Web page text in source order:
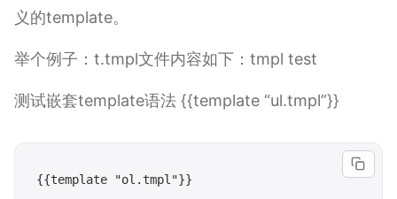
义的template。
举个例子：t.tmpl文件内容如下：tmpl test
测试嵌套template语法 {{template “ul.tmpl”}}
{{template "ol.tmpl"}}